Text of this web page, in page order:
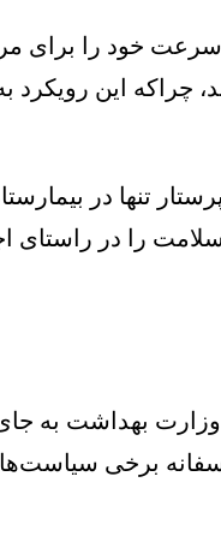
سرعت خود را برای
چراکه این
نقش پرستار تنها
را در
بهداشت به
برخی سیاست‌‌‌ها و